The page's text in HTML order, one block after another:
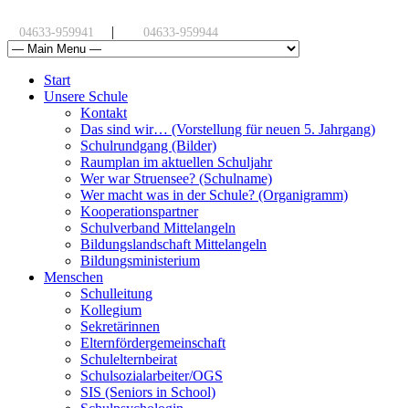
04633-959941 | 04633-959944
Start
Unsere Schule
Kontakt
Das sind wir… (Vorstellung für neuen 5. Jahrgang)
Schulrundgang (Bilder)
Raumplan im aktuellen Schuljahr
Wer war Struensee? (Schulname)
Wer macht was in der Schule? (Organigramm)
Kooperationspartner
Schulverband Mittelangeln
Bildungslandschaft Mittelangeln
Bildungsministerium
Menschen
Schulleitung
Kollegium
Sekretärinnen
Elternfördergemeinschaft
Schulelternbeirat
Schulsozialarbeiter/OGS
SIS (Seniors in School)